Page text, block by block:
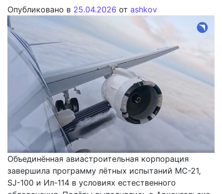
Опубликовано в 25.04.2026 от ashkov
Объединённая авиастроительная корпорация
завершила программу лётных испытаний МС-21,
SJ-100 и Ил-114 в условиях естественного